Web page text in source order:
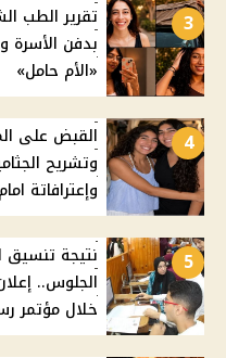
3
تقرير الطب
بدفن الأسرة
«الأم حامل»
4
القبض على
وتشريح
وإعترافاتة
5
الجلوس..
خلال مؤتمر